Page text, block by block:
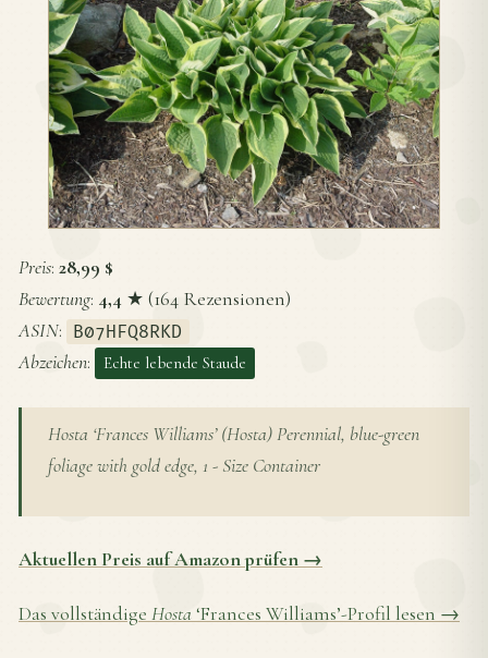
Preis: 28,99 $
Bewertung: 4,4 ★ (164 Rezensionen)
ASIN: B07HFQ8RKD
Abzeichen: Echte lebende Staude
Hosta ‘Frances Williams’ (Hosta) Perennial, blue-green
foliage with gold edge, 1 - Size Container
Aktuellen Preis auf Amazon prüfen →
Das vollständige Hosta ‘Frances Williams’-Profil lesen →